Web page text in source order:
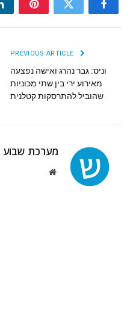
Facebook
Twitter
וניס: גבר נהרג ואישה נפצעה
מאירוע ירי בין שתי מכוניות
שהוביל להתרסקות קטלנית
מערכת שבוע
Website